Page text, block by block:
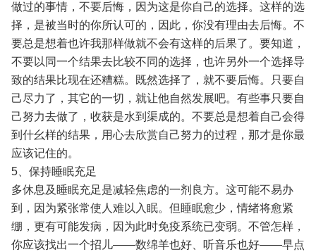
做过的事情，不要后悔，因为这是你自己的选择。这样的选
择，是被当时的你所认可的，因此，你没有理由去后悔。不
要总是想着也许我那样做就不会有这样的后果了。要知道，
不要以同一个结果去比较不同的选择，也许另外一个选择导
致的结果比现在还糟糕。既然选择了，就不要后悔。只要自
己尽力了，其它的一切，就让他自然发展吧。有些事只要自
己努力去做了，收获是水到渠成的。不要总是想着自己会得
到什幺样的结果，用心去欣赏自己努力的过程，那才是你最
应该记住的。
5、保持睡眠充足
多休息及睡眠充足是减轻焦虑的一剂良方。这可能不易办
到，因为紧张常使人难以入眠。但睡眠愈少，情绪将愈紧
绷，更有可能发病，因为此时免疫系统已变弱。不管怎样，
你应该找出一个招儿——数绵羊也好、听音乐也好——早点